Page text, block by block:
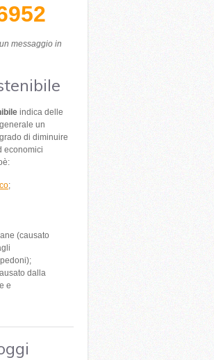
messaggio in
indica delle
un
di diminuire
economici
;
(causato
dalla
e